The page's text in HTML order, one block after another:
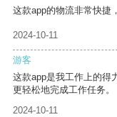
这款app的物流非常快捷
2024-10-11
游客
这款app是我工作上的得
更轻松地完成工作任务。
2024-10-11